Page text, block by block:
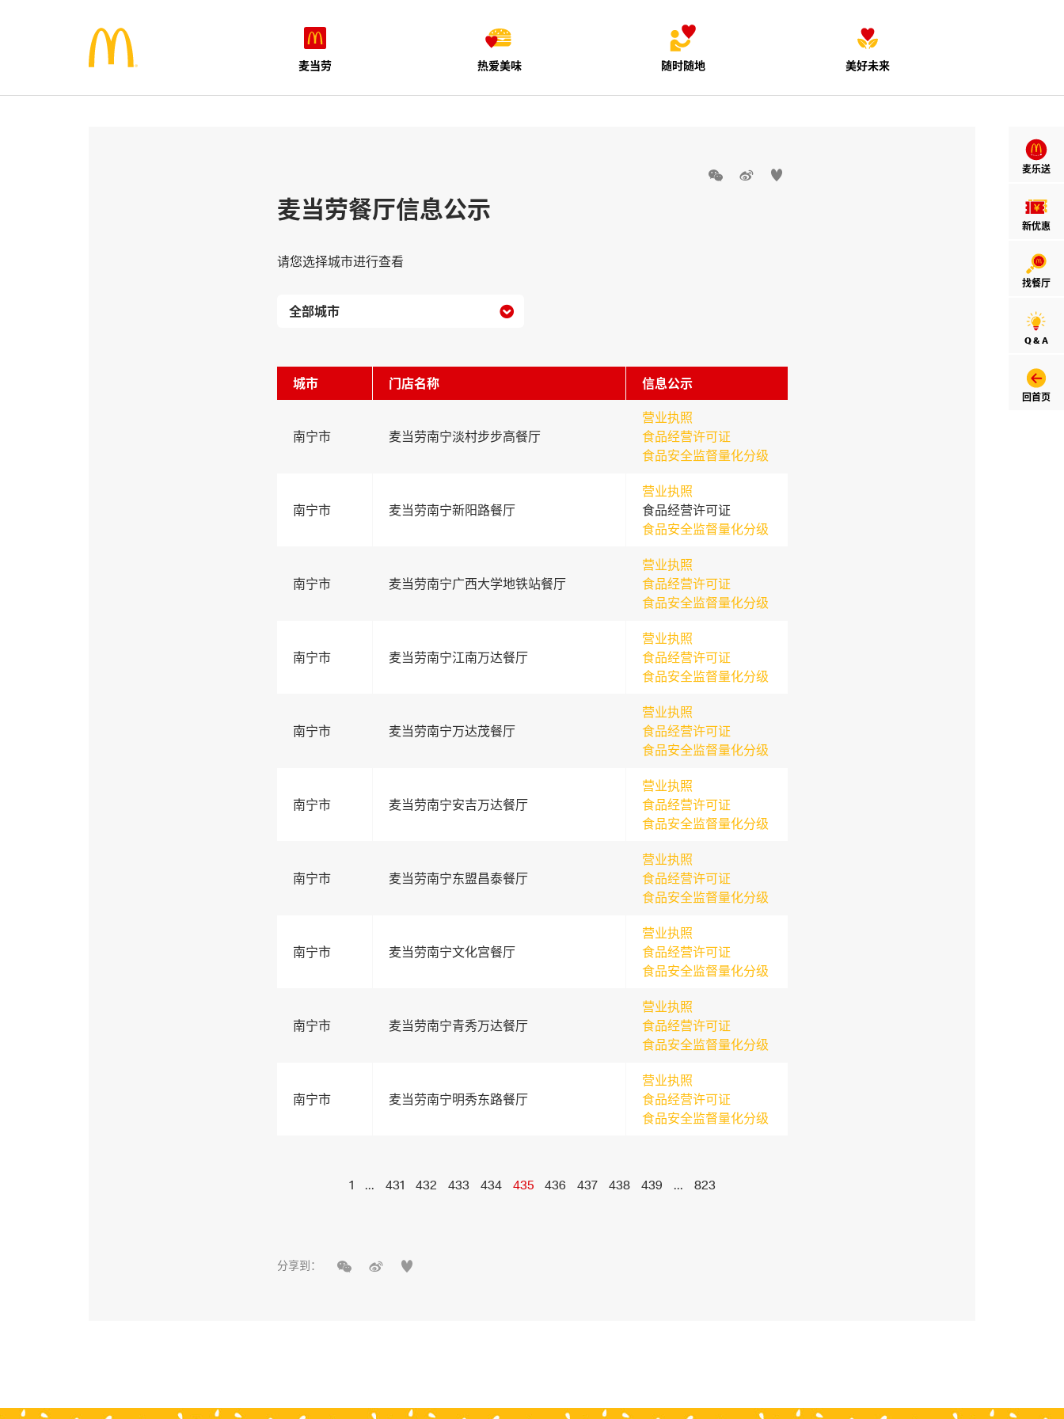
麦当劳 热爱美味 随时随地 美好未来
麦乐送
新优惠
找餐厅
Q & A
回首页
  
麦当劳餐厅信息公示
请您选择城市进行查看

城市 门店名称 信息公示
南宁市 麦当劳南宁淡村步步高餐厅
营业执照
食品经营许可证
食品安全监督量化分级
南宁市 麦当劳南宁新阳路餐厅
营业执照
食品经营许可证
食品安全监督量化分级
南宁市 麦当劳南宁广西大学地铁站餐厅
营业执照
食品经营许可证
食品安全监督量化分级
南宁市 麦当劳南宁江南万达餐厅
营业执照
食品经营许可证
食品安全监督量化分级
南宁市 麦当劳南宁万达茂餐厅
营业执照
食品经营许可证
食品安全监督量化分级
南宁市 麦当劳南宁安吉万达餐厅
营业执照
食品经营许可证
食品安全监督量化分级
南宁市 麦当劳南宁东盟昌泰餐厅
营业执照
食品经营许可证
食品安全监督量化分级
南宁市 麦当劳南宁文化宫餐厅
营业执照
食品经营许可证
食品安全监督量化分级
南宁市 麦当劳南宁青秀万达餐厅
营业执照
食品经营许可证
食品安全监督量化分级
南宁市 麦当劳南宁明秀东路餐厅
营业执照
食品经营许可证
食品安全监督量化分级
1 ... 431 432 433 434 435 436 437 438 439 ... 823
分享到：   